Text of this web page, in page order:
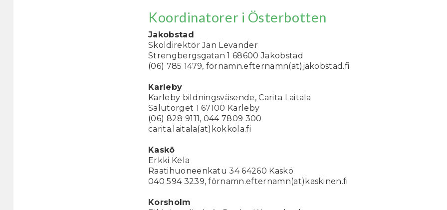
Koordinatorer i Österbotten
Jakobstad
Skoldirektör Jan Levander
Strengbergsgatan 1 68600 Jakobstad
(06) 785 1479, förnamn.efternamn(at)jakobstad.fi
Karleby
Karleby bildningsväsende, Carita Laitala
Salutorget 1 67100 Karleby
(06) 828 9111, 044 7809 300
carita.laitala(at)kokkola.fi
Kaskö
Erkki Kela
Raatihuoneenkatu 34 64260 Kaskö
040 594 3239, förnamn.efternamn(at)kaskinen.fi
Korsholm